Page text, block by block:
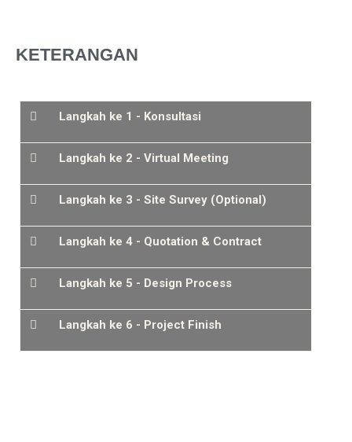
KETERANGAN
Langkah ke 1 - Konsultasi
Langkah ke 2 - Virtual Meeting
Langkah ke 3 - Site Survey (Optional)
Langkah ke 4 - Quotation & Contract
Langkah ke 5 - Design Process
Langkah ke 6 - Project Finish